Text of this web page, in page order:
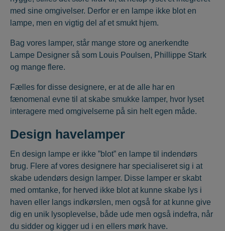
med sine omgivelser. Derfor er en lampe ikke blot en
lampe, men en vigtig del af et smukt hjem.
Bag vores lamper, står mange store og anerkendte
Lampe Designer så som Louis Poulsen, Phillippe Stark
og mange flere.
Fælles for disse designere, er at de alle har en
fænomenal evne til at skabe smukke lamper, hvor lyset
interagere med omgivelserne på sin helt egen måde.
Design havelamper
En design lampe er ikke ”blot” en lampe til indendørs
brug. Flere af vores designere har specialiseret sig i at
skabe udendørs design lamper. Disse lamper er skabt
med omtanke, for herved ikke blot at kunne skabe lys i
haven eller langs indkørslen, men også for at kunne give
dig en unik lysoplevelse, både ude men også indefra, når
du sidder og kigger ud i en ellers mørk have.